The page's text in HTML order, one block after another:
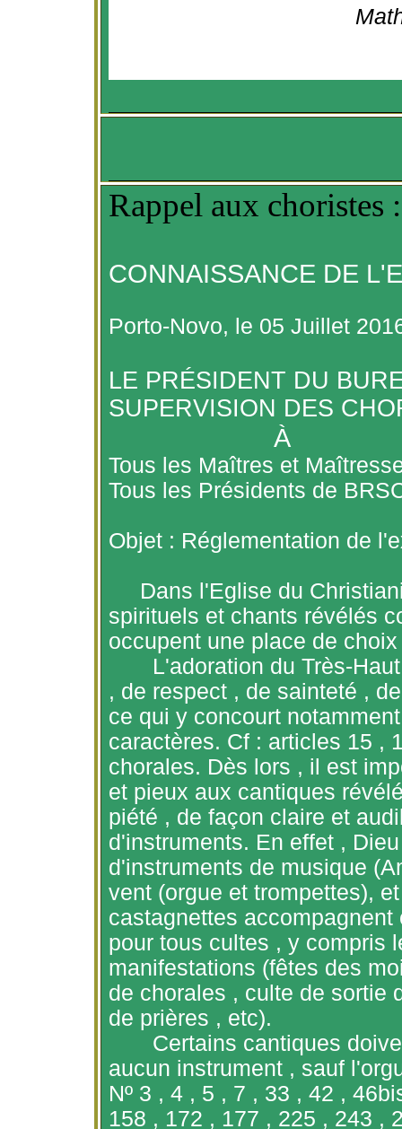
Rappel aux choristes :
CONNAISSANCE DE
Porto-Novo, le 05 Juillet
LE PRÉSIDENT DU
SUPERVISION DES
À
Tous les Maîtres et
Tous les Présidents de
Objet : Réglementation de
Dans l'Eglise du
spirituels et chants révélés
occupent une place de
L'adoration du Très-
, de respect , de sainteté ,
ce qui y concourt
caractères. Cf: articles 15 ,
chorales. Dès lors , il est
et pieux aux cantiques
piété , de façon claire et
d'instruments. En effet ,
d'instruments de musique
vent (orgue et trompettes),
castagnettes
pour tous cultes , y compris
manifestations (fêtes des
de chorales , culte de sortie
de prières , etc).
Certains cantiques
aucun instrument , sauf
Nº 3 , 4 , 5 , 7 , 33 , 42 ,
158 , 172 , 177 , 225 , 243 ,